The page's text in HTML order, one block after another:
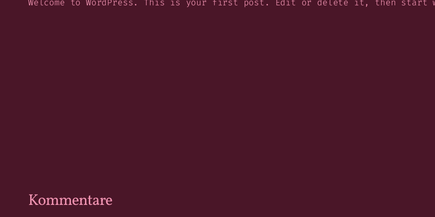
Welcome to WordPress. This is your first post. Edit or delete it, then start
Kommentare